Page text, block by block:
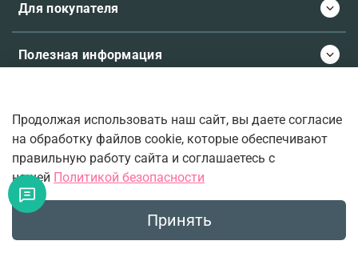
Для покупателя
Полезная информация
© 2026 Molecule.ee. Все права защищены
Ваш верный проводник во вселенную ароматов.
Продолжая использовать наш сайт, вы даете согласие
на обработку файлов cookie, которые обеспечивают
правильную работу сайта и соглашаетесь с
нашей Политикой безопасности
Принять